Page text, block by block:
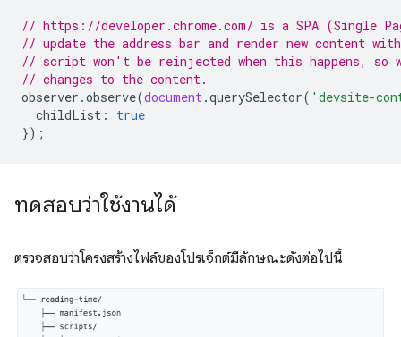
// https://developer.chrome.com/ is a SPA (Single
// update the address bar and render new content
// script won't be reinjected when this happens, so
// changes to the content.
observer .observe(document.querySelector( 'devsite-
childList :
true
});
ทดสอบว่าใช้งานได้
ตรวจสอบว่าโครงสร้างไฟล์ของโปรเจ็กต์มีลักษณะดังต่อไปนี้